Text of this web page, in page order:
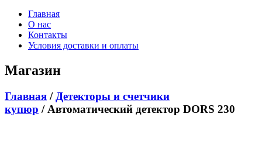
Главная
О нас
Контакты
Условия доставки и оплаты
Магазин
Главная / Детекторы и счетчики
купюр / Автоматический детектор DORS 230